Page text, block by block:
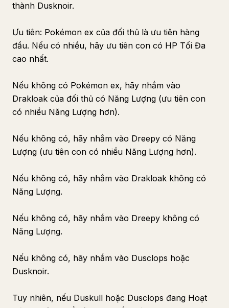
thành Dusknoir.
Ưu tiên: Pokémon ex của đối thủ là ưu tiên hàng
đầu. Nếu có nhiều, hãy ưu tiên con có HP Tối Đa
cao nhất.
Nếu không có Pokémon ex, hãy nhắm vào
Drakloak của đối thủ có Năng Lượng (ưu tiên con
có nhiều Năng Lượng hơn).
Nếu không có, hãy nhắm vào Dreepy có Năng
Lượng (ưu tiên con có nhiều Năng Lượng hơn).
Nếu không có, hãy nhắm vào Drakloak không có
Năng Lượng.
Nếu không có, hãy nhắm vào Dreepy không có
Năng Lượng.
Nếu không có, hãy nhắm vào Dusclops hoặc
Dusknoir.
Tuy nhiên, nếu Duskull hoặc Dusclops đang Hoạt